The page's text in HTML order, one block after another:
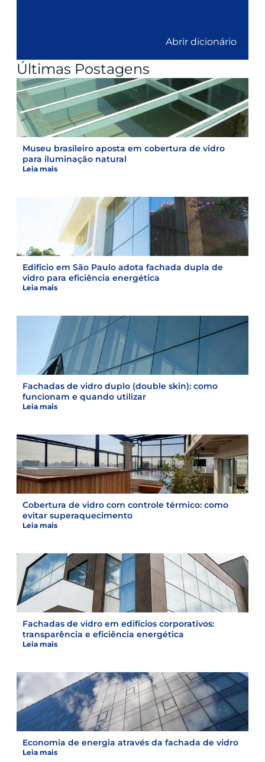
Abrir dicionário
Últimas Postagens
Museu brasileiro aposta em cobertura de vidro
para iluminação natural
Leia mais
Edifício em São Paulo adota fachada dupla de
vidro para eficiência energética
Leia mais
Fachadas de vidro duplo (double skin): como
funcionam e quando utilizar
Leia mais
Cobertura de vidro com controle térmico: como
evitar superaquecimento
Leia mais
Fachadas de vidro em edifícios corporativos:
transparência e eficiência energética
Leia mais
Economia de energia através da fachada de vidro
Leia mais